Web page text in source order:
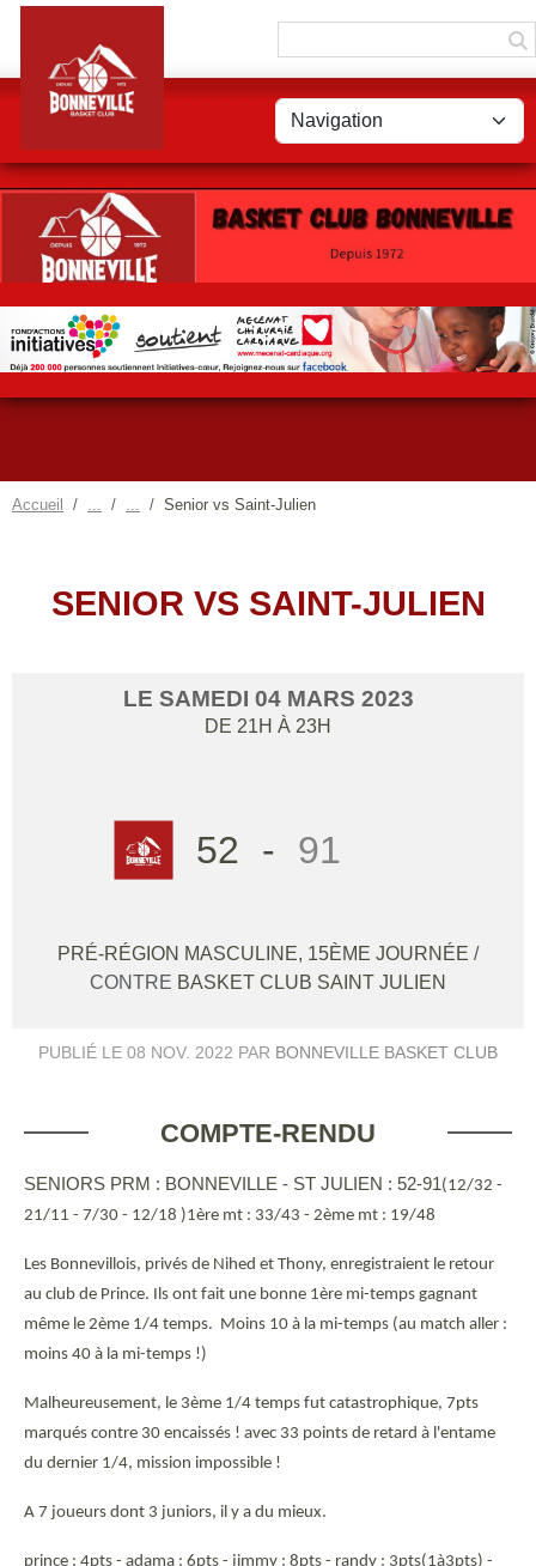
Accueil Senior vs Saint-Julien
SENIOR VS SAINT-JULIEN
LE SAMEDI 04 MARS 2023
DE 21H À 23H
52 - 91
PRÉ-RÉGION MASCULINE, 15ÈME JOURNÉE /
CONTRE BASKET CLUB SAINT JULIEN
PUBLIÉ LE 08 NOV. 2022 PAR BONNEVILLE BASKET CLUB
COMPTE-RENDU
SENIORS PRM : BONNEVILLE - ST JULIEN : 52-91(12/32 -
21/11 - 7/30 - 12/18 )1ère mt : 33/43 - 2ème mt : 19/48
Les Bonnevillois, privés de Nihed et Thony, enregistraient le retour
au club de Prince. Ils ont fait une bonne 1ère mi-temps gagnant
même le 2ème 1/4 temps. Moins 10 à la mi-temps (au match aller :
moins 40 à la mi-temps !)
Malheureusement, le 3ème 1/4 temps fut catastrophique, 7pts
marqués contre 30 encaissés ! avec 33 points de retard à l'entame
du dernier 1/4, mission impossible !
A 7 joueurs dont 3 juniors, il y a du mieux.
prince : 4pts - adama : 6pts - jimmy : 8pts - randy : 3pts(1à3pts) -